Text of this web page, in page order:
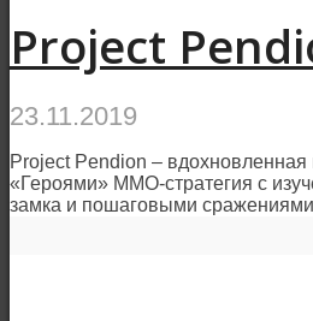
Project
23.11.2019
Project Pendion –
«Героями» ММО-стратегия с
замка и пошаговыми сражениями